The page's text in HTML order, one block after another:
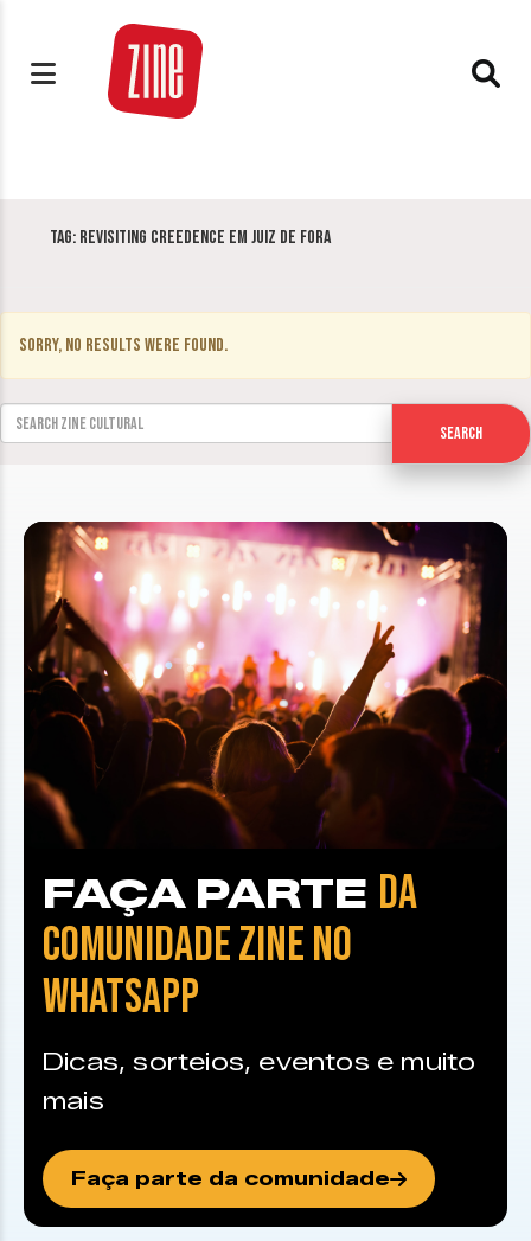
Tag: Revisiting Creedence em Juiz de Fora
Sorry, no results were found.
Search for:
Search
FAÇA PARTE DA
COMUNIDADE ZINE NO
WHATSAPP
Dicas, sorteios, eventos e muito
mais
Faça parte da comunidade